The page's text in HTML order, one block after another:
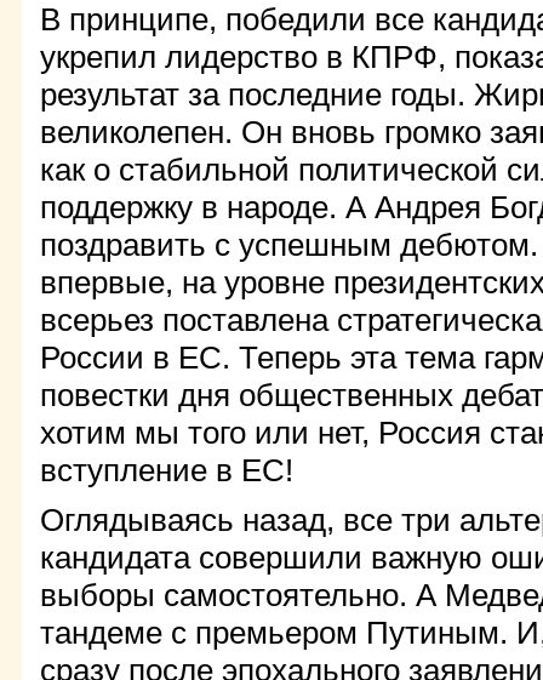
В принципе, победили все
укрепил лидерство в КПРФ,
результат за последние годы.
великолепен. Он вновь громко
как о стабильной политической
поддержку в народе. А Андрея
поздравить с успешным дебютом.
впервые, на уровне
всерьез поставлена
России в ЕС. Теперь эта тема
повестки дня общественных
хотим мы того или нет, Россия
вступление в ЕС!
Оглядываясь назад, все три
кандидата совершили важную
выборы самостоятельно. А
тандеме с премьером Путиным.
сразу после эпохального